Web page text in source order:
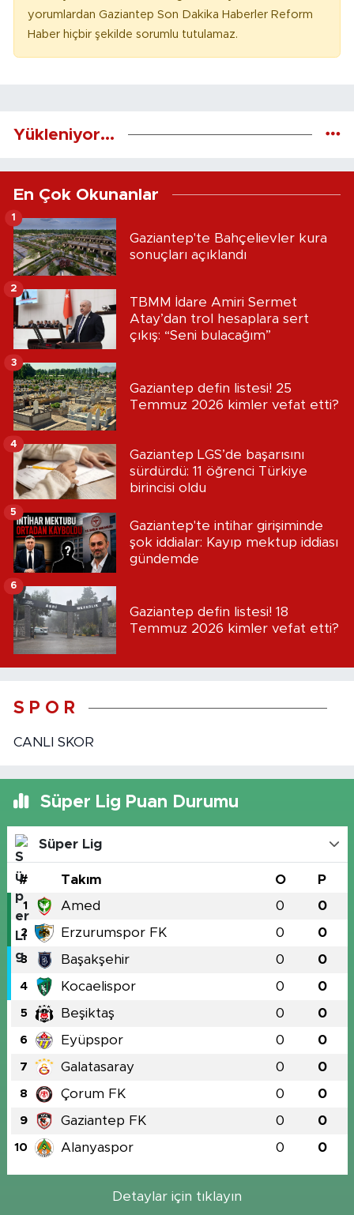
yorumlardan Gaziantep Son Dakika Haberler Reform
Haber hiçbir şekilde sorumlu tutulamaz.
Yükleniyor...
En Çok Okunanlar
Gaziantep'te Bahçelievler kura
sonuçları açıklandı
1
TBMM İdare Amiri Sermet
Atay’dan trol hesaplara sert
çıkış: “Seni bulacağım”
2
Gaziantep defin listesi! 25
Temmuz 2026 kimler vefat etti?
3
Gaziantep LGS’de başarısını
sürdürdü: 11 öğrenci Türkiye
birincisi oldu
4
Gaziantep'te intihar girişiminde
şok iddialar: Kayıp mektup iddiası
gündemde
5
Gaziantep defin listesi! 18
Temmuz 2026 kimler vefat etti?
6
S P O R
CANLI SKOR
Süper Lig Puan Durumu
Süper Lig
# Takım O P
1 Amed 0 0
2 Erzurumspor FK 0 0
3 Başakşehir 0 0
4 Kocaelispor 0 0
5 Beşiktaş 0 0
6 Eyüpspor 0 0
7 Galatasaray 0 0
8 Çorum FK 0 0
9 Gaziantep FK 0 0
10 Alanyaspor 0 0
Detaylar için tıklayın